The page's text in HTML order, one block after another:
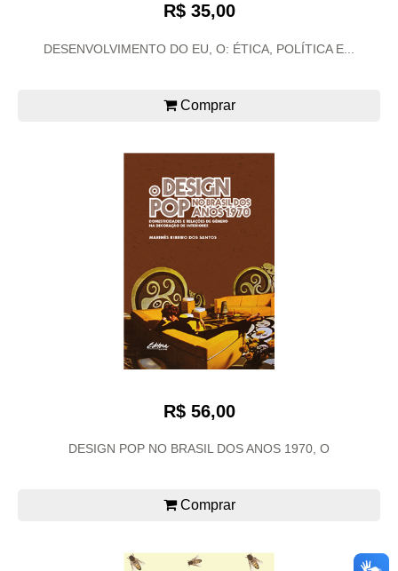
R$ 35,00
DESENVOLVIMENTO DO EU, O: ÉTICA, POLÍTICA E...
Comprar
R$ 56,00
DESIGN POP NO BRASIL DOS ANOS 1970, O
Comprar